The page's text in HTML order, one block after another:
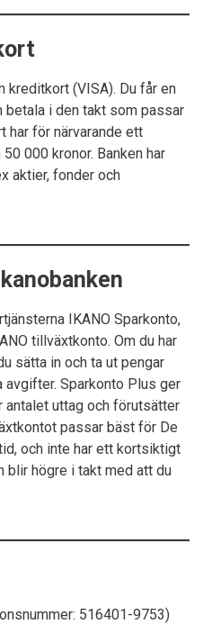
kreditkort (VISA). Du får en
betala i den takt som passar
har för närvarande ett
000 kronor. Banken har
aktier, fonder och
IKANO Sparkonto,
tillväxtkonto. Om du har
sätta in och ta ut pengar
Sparkonto Plus ger
antalet uttag och förutsätter
passar bäst för De
och inte har ett kortsiktigt
blir högre i takt med att du
516401-9753)